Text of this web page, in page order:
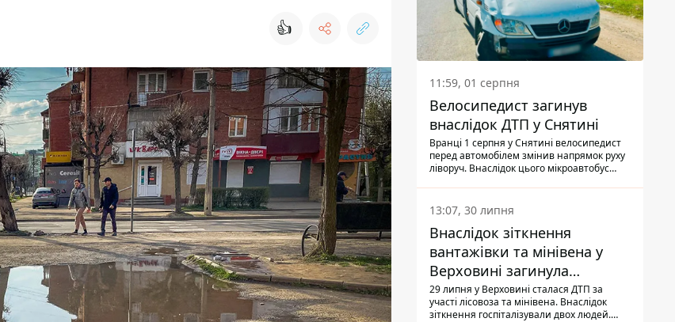
👍
11:59, 01 серпня
Велосипедист загинув
внаслідок ДТП у Снятині
Вранці 1 серпня у Снятині велосипедист
перед автомобілем змінив напрямок руху
ліворуч. Внаслідок цього мікроавтобус
13:07, 30 липня
Внаслідок зіткнення
вантажівки та мінівена у
Верховині загинула
пасажирка, водійка - у
лікарні
29 липня у Верховині сталася ДТП за
участі лісовоза та мінівена. Внаслідок
зіткнення госпіталізували двох людей.